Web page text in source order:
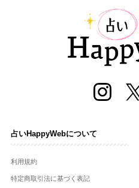
占いHappyWebについて
利用規約
特定商取引法に基づく表記